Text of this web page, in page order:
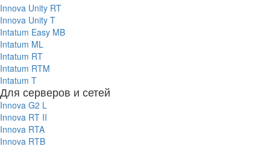
Innova Unity RT
Innova Unity T
Intatum Easy MB
Intatum ML
Intatum RT
Intatum RTM
Intatum T
Для серверов и сетей
Innova G2 L
Innova RT II
Innova RTA
Innova RTB